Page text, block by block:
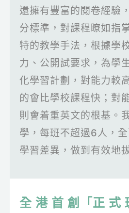
還擁有豐富的閱卷經驗
分標準，對課程瞭如指
特的教學手法，根據學
力、公開試要求，為學
化學習計劃，對能力較
的會比學校課程快；對
則會着重英文的根基。
學，每班不超過6人，
學習差異，做到有效地
全 港 首 創 「正 式